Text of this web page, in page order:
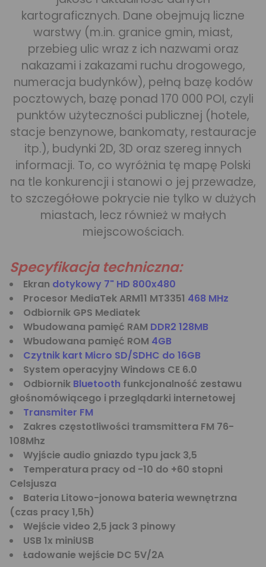
kartograficznych. Dane obejmują liczne
warstwy (m.in. granice gmin, miast,
przebieg ulic wraz z ich nazwami oraz
nakazami i zakazami ruchu drogowego,
numeracja budynków), pełną bazę kodów
pocztowych, bazę ponad 170 000 POI, czyli
punktów użyteczności publicznej (hotele,
stacje benzynowe, bankomaty, restauracje
itp.), budynki 2D, 3D oraz szereg innych
informacji. To, co wyróżnia tę mapę Polski
na tle konkurencji i stanowi o jej przewadze,
to szczegółowe pokrycie nie tylko w dużych
miastach, lecz również w małych
miejscowościach.
Specyfikacja techniczna:
Ekran dotykowy 7" HD 800x480
Procesor MediaTek ARM11 MT3351 468 MHz
Odbiornik GPS Mediatek
Wbudowana pamięć RAM DDR2 128MB
Wbudowana pamięć ROM 4GB
Czytnik kart Micro SD/SDHC do 16GB
System operacyjny Windows CE 6.0
Odbiornik Bluetooth funkcjonalność zestawu
głośnomówiącego i przeglądarki internetowej
Transmiter FM
Zakres częstotliwości tramsmittera FM 76-
108Mhz
Wyjście audio gniazdo typu jack 3,5
Temperatura pracy od -10 do +60 stopni
Celsjusza
Bateria Litowo-jonowa bateria wewnętrzna
(czas pracy 1,5h)
Wejście video 2,5 jack 3 pinowy
USB 1x miniUSB
Ładowanie wejście DC 5V/2A